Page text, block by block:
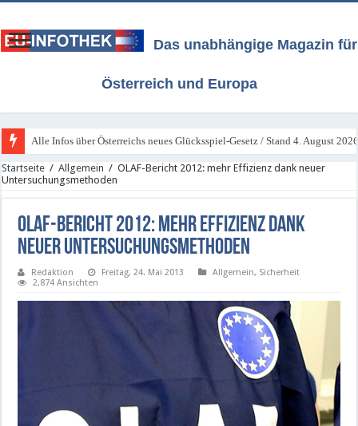
Das unabhängige Magazin für
Österreich und Europa
Alle Infos über Österreichs neues Glücksspiel-Gesetz / Stand 4. August
Startseite / Allgemein / OLAF-Bericht 2012: mehr Effizienz dank neuer
Untersuchungsmethoden
OLAF-Bericht 2012: mehr Effizienz dank
neuer Untersuchungsmethoden
Redaktion Freitag, 24. Mai 2013 Allgemein, Sicherheit
2,874 Ansichten